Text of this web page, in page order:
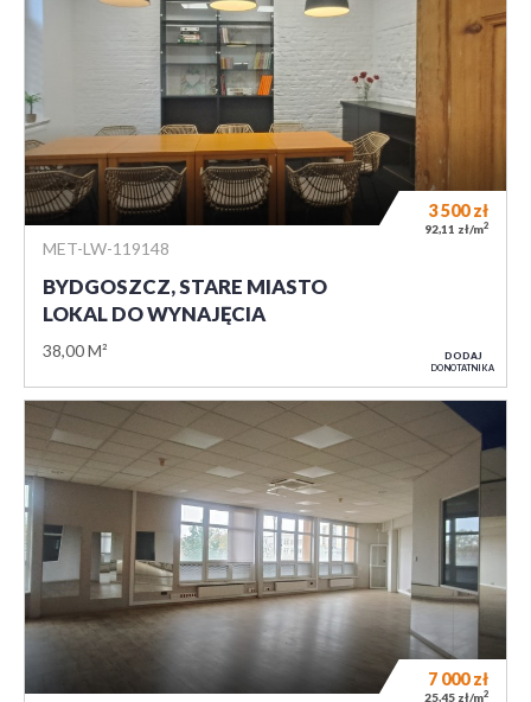
MET-LW-119148
BYDGOSZCZ, STARE MIASTO
LOKAL DO WYNAJĘCIA
38,00 M²
3 500zł
92,11 zł/m2
DODAJ
DO NOTATNIKA
7 000zł
25,45 zł/m2